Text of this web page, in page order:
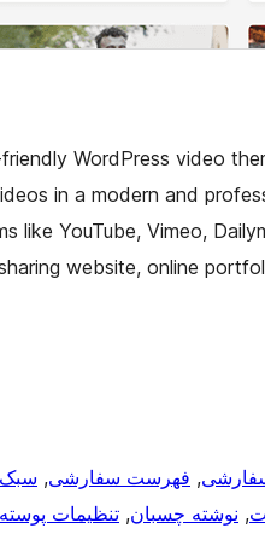
WordPress video
in a modern and
like YouTube, Vimeo,
website, online
, فهرست سفارشی, سبک
, نوشته چسبان, تنظیمات پوسته